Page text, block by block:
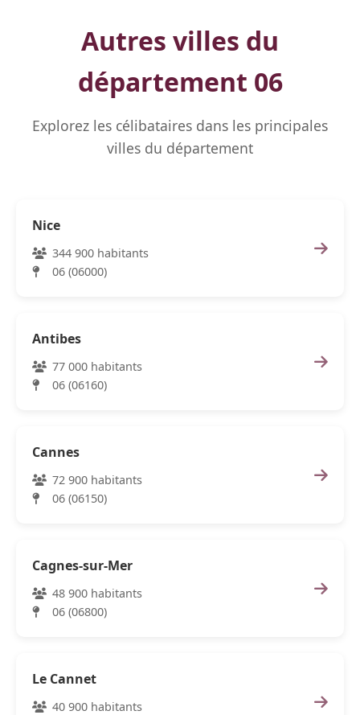
Autres villes du
département 06
Explorez les célibataires dans les principales
villes du département
Nice
344 900 habitants
06 (06000)
Antibes
77 000 habitants
06 (06160)
Cannes
72 900 habitants
06 (06150)
Cagnes-sur-Mer
48 900 habitants
06 (06800)
Le Cannet
40 900 habitants